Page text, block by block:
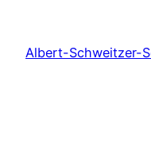
springen
Albert-Schweitzer-